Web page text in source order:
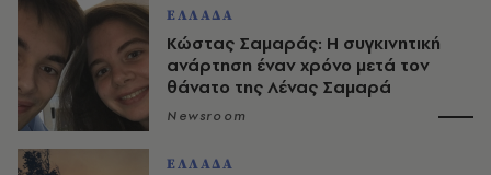
ΕΛΛΑΔΑ
Κώστας Σαμαράς: Η συγκινητική
ανάρτηση έναν χρόνο μετά τον
θάνατο της Λένας Σαμαρά
Newsroom
ΕΛΛΑΔΑ